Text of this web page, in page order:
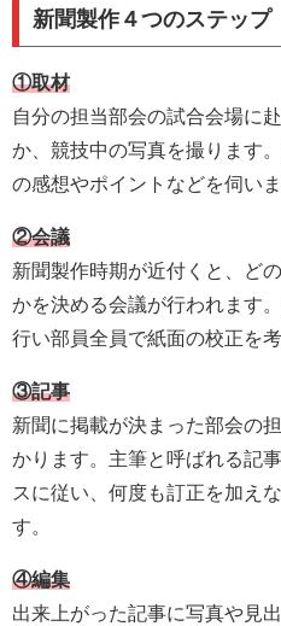
新聞製作４つのステップ
①取材
自分の担当部会の試合会場に
か、競技中の写真を撮ります
の感想やポイントなどを伺いま
②会議
新聞製作時期が近付くと、ど
かを決める会議が行われます
行い部員全員で紙面の校正を
③記事
新聞に掲載が決まった部会の
かります。主筆と呼ばれる記
スに従い、何度も訂正を加え
す。
④編集
出来上がった記事に写真や見